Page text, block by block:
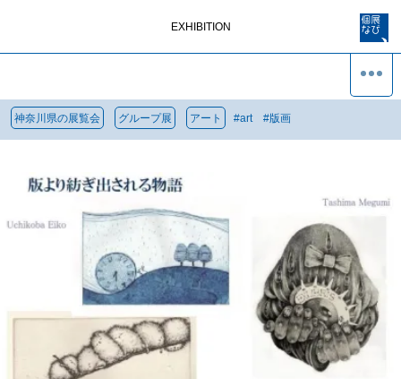
EXHIBITION
神奈川県の展覧会 グループ展 アート #art #版画